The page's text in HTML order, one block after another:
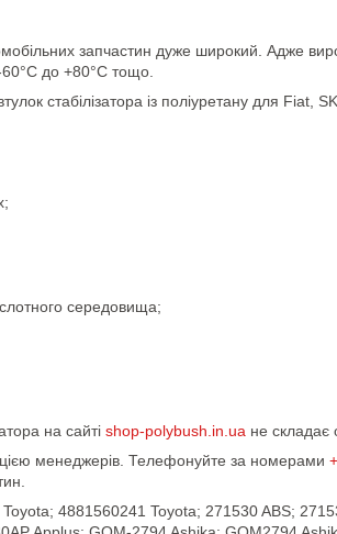
запчастин дуже широкий. Адже
-60°С до +80°С тощо.
стабілізатора із поліуретану для Fiat,
середовища;
на сайті shop-polybush.in.ua не складає
менеджерів. Телефонуйте за номерами
4881560241 Toyota; 271530 ABS;